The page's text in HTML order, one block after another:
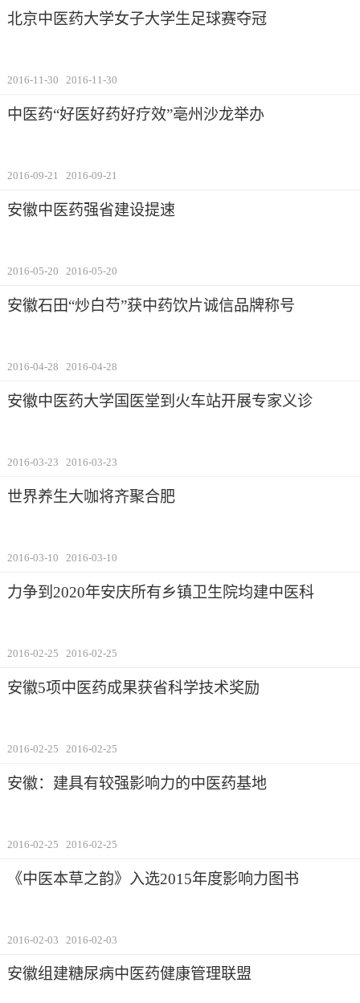
北京中医药大学女子大学生足球赛夺冠
2016-11-30 2016-11-30
中医药“好医好药好疗效”亳州沙龙举办
2016-09-21 2016-09-21
安徽中医药强省建设提速
2016-05-20 2016-05-20
安徽石田“炒白芍”获中药饮片诚信品牌称号
2016-04-28 2016-04-28
安徽中医药大学国医堂到火车站开展专家义诊
2016-03-23 2016-03-23
世界养生大咖将齐聚合肥
2016-03-10 2016-03-10
力争到2020年安庆所有乡镇卫生院均建中医科
2016-02-25 2016-02-25
安徽5项中医药成果获省科学技术奖励
2016-02-25 2016-02-25
安徽：建具有较强影响力的中医药基地
2016-02-25 2016-02-25
《中医本草之韵》入选2015年度影响力图书
2016-02-03 2016-02-03
安徽组建糖尿病中医药健康管理联盟